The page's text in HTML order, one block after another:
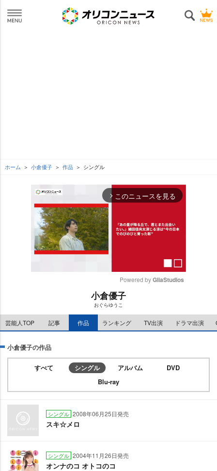
ホーム 小倉優子 作品 シングル
arrow_forward_ios このニュースを見る
e
Powered by GliaStudios
小倉優子
おぐらゆうこ
芸能人TOP 記事 作品 ランキング TV出演 ドラマ出演
小倉優子の作品
すべて シングル アルバム
DVD
Blu-ray
シングル 2008年06月25日発売
スキ☆メロ
シングル 2004年11月26日発売
オンナのコ オトコのコ